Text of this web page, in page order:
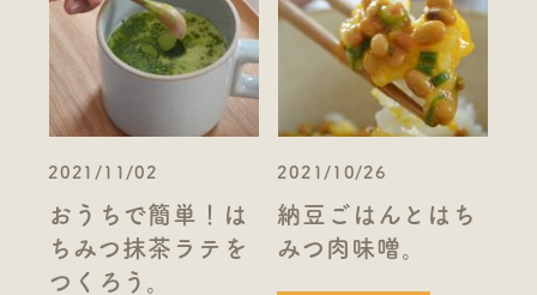
2021/11/02
おうちで簡単！は
ちみつ抹茶ラテを
つくろう。
2021/10/26
納豆ごはんとはち
みつ肉味噌。